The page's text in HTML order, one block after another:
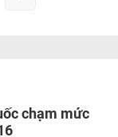
chạm mức